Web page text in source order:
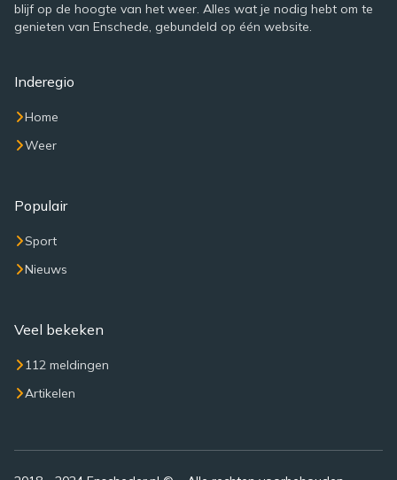
blijf op de hoogte van het weer. Alles wat je nodig hebt om te
genieten van Enschede, gebundeld op één website.
Inderegio
Home
Weer
Populair
Sport
Nieuws
Veel bekeken
112 meldingen
Artikelen